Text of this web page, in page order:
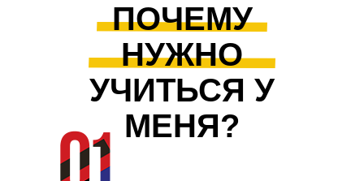
ПОЧЕМУ
НУЖНО
УЧИТЬСЯ У
МЕНЯ?